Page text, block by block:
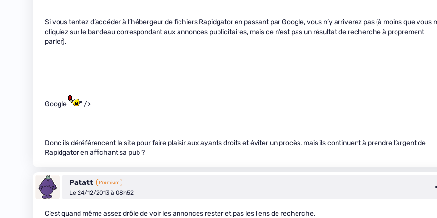
Si vous tentez d’accéder à l’hébergeur de fichiers Rapidgator en passant par Google, vous n’y arriverez pas (à moins que vous
cliquiez sur le bandeau correspondant aux annonces publicitaires, mais ce n’est pas un résultat de recherche à proprement
parler).
Google " />
Donc ils déréférencent le site pour faire plaisir aux ayants droits et éviter un procès, mais ils continuent à prendre l’argent de
Rapidgator en affichant sa pub ?
Patatt Premium
Le 24/12/2013 à 08h52
C’est quand même assez drôle de voir les annonces rester et pas les liens de recherche.